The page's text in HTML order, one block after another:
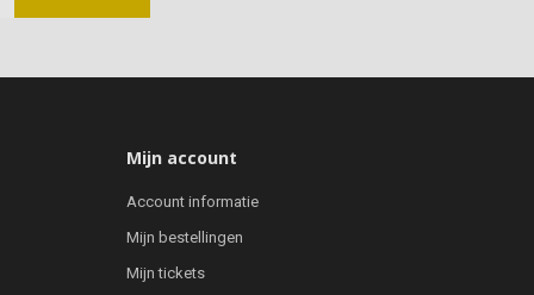
Mijn account
Account informatie
Mijn bestellingen
Mijn tickets